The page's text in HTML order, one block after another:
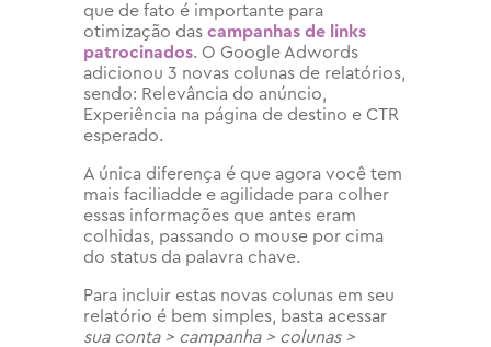
que de fato é importante para
otimização das campanhas de links
patrocinados. O Google Adwords
adicionou 3 novas colunas de relatórios,
sendo: Relevância do anúncio,
Experiência na página de destino e CTR
esperado.
A única diferença é que agora você tem
mais faciliadde e agilidade para colher
essas informações que antes eram
colhidas, passando o mouse por cima
do status da palavra chave.
Para incluir estas novas colunas em seu
relatório é bem simples, basta acessar
sua conta > campanha > colunas >